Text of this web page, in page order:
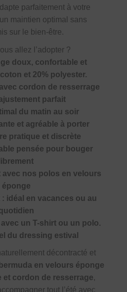
parfaitement à votre
maintien optimal sans
sur le bien-être.
allez l’adopter ?
doux, confortable et
et 20% polyester.
cordon de resserrage
parfait
du matin au soir
et agréable à porter
pratique et discrète
pensée pour bouger
librement
avec nos polos en velours
éponge
idéal en vacances ou au
un T-shirt ou un polo.
du dressing estival
décontracté et
bermuda en velours éponge
et cordon de resserrage,
tout l’été avec